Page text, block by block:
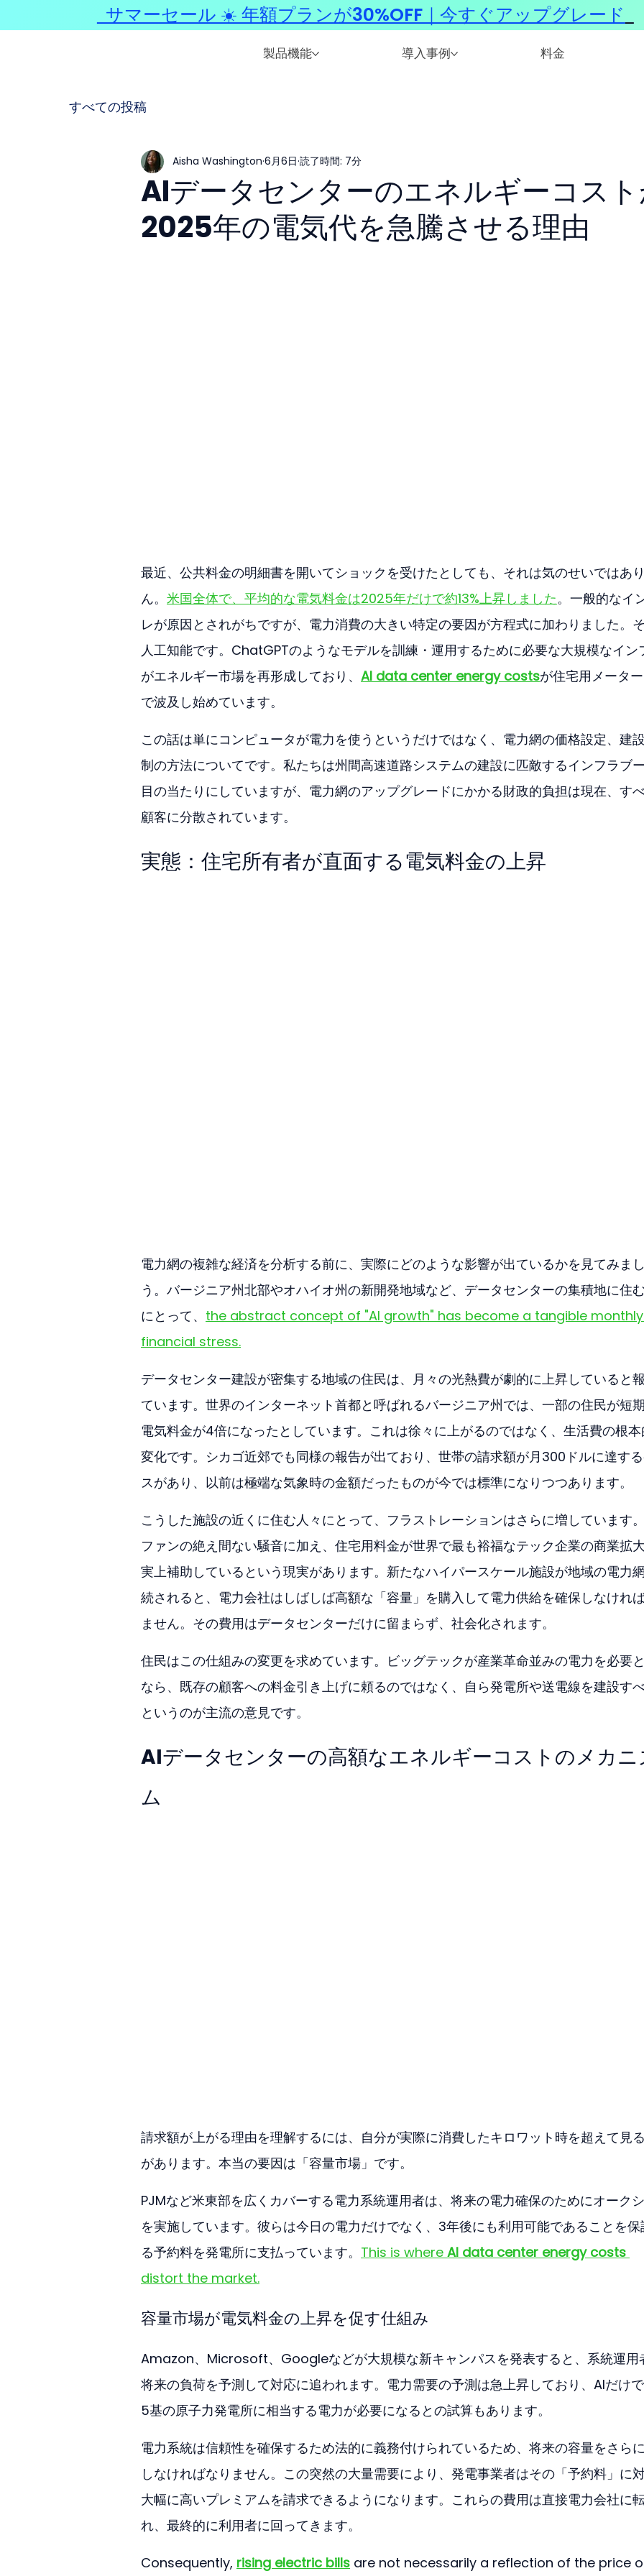
製品機能 導入事例 料金
すべての投稿
AIデータセンターのエネルギーコス
2025年の電気代を急騰させる理由
Aisha Washington 6月6日 読了時間: 7分
最近、公共料金の明細書を開いてショックを受けたとしても、それは気のせいではあ
ん。 米国全体で、平均的な電気料金は2025年だけで約13%上昇しました。一般的なイ
レが原因とされがちですが、電力消費の大きい特定の要因が方程式に加わりました。
人工知能です。ChatGPTのようなモデルを訓練・運用するために必要な大規模なイン
がエネルギー市場を再形成しており、 AI data center energy costsが住宅用メータ
で波及し始めています。
この話は単にコンピュータが電力を使うというだけではなく、電力網の価格設定、建
制の方法についてです。私たちは州間高速道路システムの建設に匹敵するインフラブ
目の当たりにしていますが、電力網のアップグレードにかかる財政的負担は現在、す
顧客に分散されています。
実態：住宅所有者が直面する電気料金の上昇
電力網の複雑な経済を分析する前に、実際にどのような影響が出ているかを見てみま
う。バージニア州北部やオハイオ州の新開発地域など、データセンターの集積地に住
にとって、 the abstract concept of "AI growth" has become a tangible
financial stress.
データセンター建設が密集する地域の住民は、月々の光熱費が劇的に上昇していると
ています。世界のインターネット首都と呼ばれるバージニア州では、一部の住民が短
電気料金が4倍になったとしています。これは徐々に上がるのではなく、生活費の根
変化です。シカゴ近郊でも同様の報告が出ており、世帯の請求額が月300ドルに達す
スがあり、以前は極端な気象時の金額だったものが今では標準になりつつあります。
こうした施設の近くに住む人々にとって、フラストレーションはさらに増しています
ファンの絶え間ない騒音に加え、住宅用料金が世界で最も裕福なテック企業の商業拡
実上補助しているという現実があります。新たなハイパースケール施設が地域の電力
続されると、電力会社はしばしば高額な「容量」を購入して電力供給を確保しなけれ
ません。その費用はデータセンターだけに留まらず、社会化されます。
住民はこの仕組みの変更を求めています。ビッグテックが産業革命並みの電力を必要
なら、既存の顧客への料金引き上げに頼るのではなく、自ら発電所や送電線を建設す
というのが主流の意見です。
AIデータセンターの高額なエネルギーコストのメカニ
ム
請求額が上がる理由を理解するには、自分が実際に消費したキロワット時を超えて見
があります。本当の要因は「容量市場」です。
PJMなど米東部を広くカバーする電力系統運用者は、将来の電力確保のためにオーク
を実施しています。彼らは今日の電力だけでなく、3年後にも利用可能であることを保
る予約料を発電所に支払っています。 This is where AI data center energy costs
distort the market.
容量市場が電気料金の上昇を促す仕組み
Amazon、Microsoft、Googleなどが大規模な新キャンパスを発表すると、系統運用
将来の負荷を予測して対応に追われます。電力需要の予測は急上昇しており、AIだけ
5基の原子力発電所に相当する電力が必要になるとの試算もあります。
電力系統は信頼性を確保するため法的に義務付けられているため、将来の容量をさら
しなければなりません。この突然の大量需要により、発電事業者はその「予約料」に
大幅に高いプレミアムを請求できるようになります。これらの費用は直接電力会社に
れ、最終的に利用者に回ってきます。
Consequently, rising electric bills are not necessarily a reflection of the price
サマーセール ☀️ 年額プランが30%OFF｜今すぐアップグレード